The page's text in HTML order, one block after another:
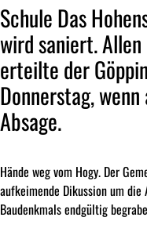
Schule Das
wird saniert. Allen
erteilte der
Donnerstag,
Absage.
Hände weg vom Hogy. Der
aufkeimende Dikussion um
Baudenkmals endgültig